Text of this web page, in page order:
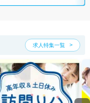
希望条件をピックアップし
求人特集一覧